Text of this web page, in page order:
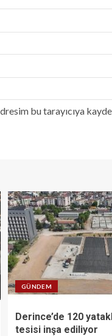
bu tarayıcıya
GÜNDEM
Derince’de 120
tesisi inşa ediliyor